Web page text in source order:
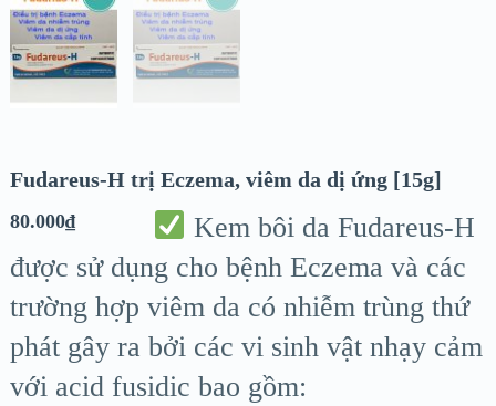
Fudareus-H trị Eczema, viêm da dị ứng [15g]
80.000₫
Kem bôi da Fudareus-H
được sử dụng cho bệnh Eczema và các
trường hợp viêm da có nhiễm trùng thứ
phát gây ra bởi các vi sinh vật nhạy cảm
với acid fusidic bao gồm: